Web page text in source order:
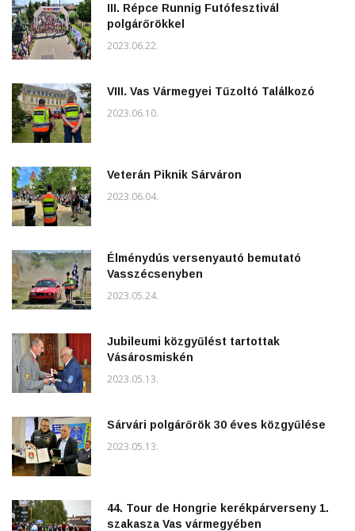
III. Répce Runnig Futófesztivál
polgárőrökkel
2023.06.22.
VIII. Vas Vármegyei Tűzoltó Találkozó
2023.06.10.
Veterán Piknik Sárváron
2023.06.04.
Élménydús versenyautó bemutató
Vasszécsenyben
2023.05.24.
Jubileumi közgyűlést tartottak
Vásárosmiskén
2023.05.13.
Sárvári polgárőrök 30 éves közgyűlése
2023.05.13.
44. Tour de Hongrie kerékpárverseny 1.
szakasza Vas vármegyében